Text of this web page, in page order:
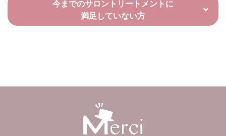
今までのサロントリートメントに
満足していない方